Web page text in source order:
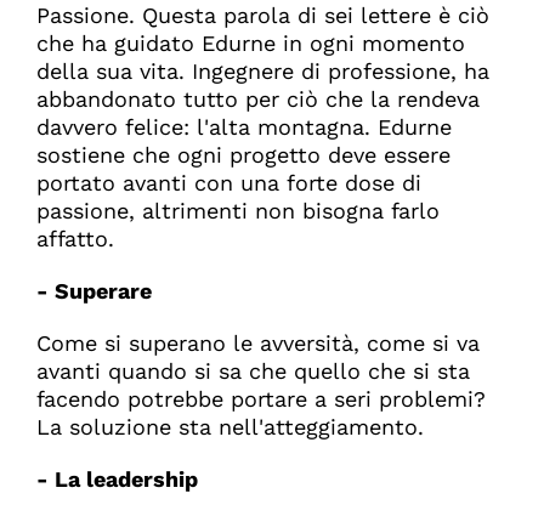
Passione. Questa parola di sei lettere è ciò
che ha guidato Edurne in ogni momento
della sua vita. Ingegnere di professione, ha
abbandonato tutto per ciò che la rendeva
davvero felice: l'alta montagna. Edurne
sostiene che ogni progetto deve essere
portato avanti con una forte dose di
passione, altrimenti non bisogna farlo
affatto.
- Superare
Come si superano le avversità, come si va
avanti quando si sa che quello che si sta
facendo potrebbe portare a seri problemi?
La soluzione sta nell'atteggiamento.
- La leadership